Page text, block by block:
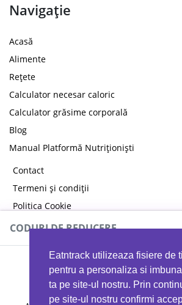
Eatntrack utilizeaza fisiere de
pentru a personaliza si
ta pe site-ul nostru. Prin
pe site-ul nostru confirmi
Navigație
Acasă
Alimente
Rețete
Calculator necesar caloric
Calculator grăsime corporală
Blog
Manual Platformă Nutriționiști
Contact
Termeni și condiții
Politica Cookie
Politica de confidențialitate
CODURI DE REDUCERE